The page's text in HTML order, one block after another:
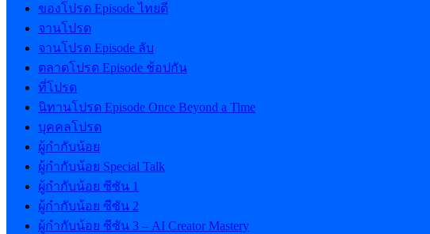
ของโปรด Episode ไทยดี
จานโปรด
จานโปรด Episode ลับ
ตลาดโปรด Episode ช้อปกัน
ที่โปรด
นิทานโปรด Episode Once Beyond a Time
บุคคลโปรด
ผู้กำกับน้อย
ผู้กำกับน้อย Special Talk
ผู้กำกับน้อย ซีซัน 1
ผู้กำกับน้อย ซีซัน 2
ผู้กำกับน้อย ซีซัน 3 – AI Creator Mastery